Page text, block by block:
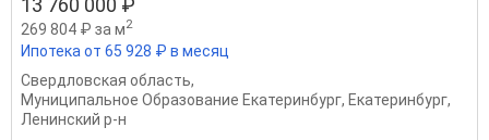
13 760 000 ₽
269 804 ₽ за м2
Ипотека от 65 928 ₽ в месяц
Свердловская область,
Муниципальное Образование Екатеринбург, Екатеринбург,
Ленинский р-н